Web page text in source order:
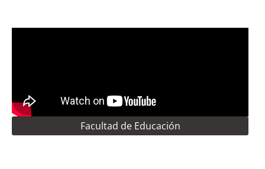
Facultad de Educación